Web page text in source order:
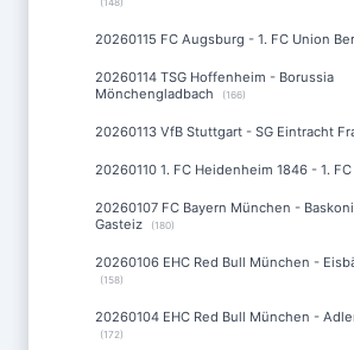
(148)
20260115 FC Augsburg - 1. FC Union
20260114 TSG Hoffenheim - Borussia
Mönchengladbach
(166)
20260113 VfB Stuttgart - SG Eintracht
20260110 1. FC Heidenheim 1846 - 1.
20260107 FC Bayern München -
Gasteiz
(180)
20260106 EHC Red Bull München -
(158)
20260104 EHC Red Bull München -
(172)